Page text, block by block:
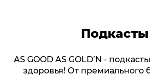
Подкасты
AS GOOD AS GOLD’N -
здоровья! От премиального